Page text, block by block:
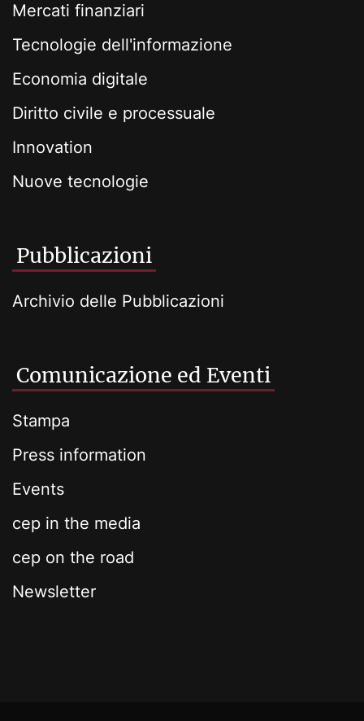
Mercati finanziari
Tecnologie dell'informazione
Economia digitale
Diritto civile e processuale
Innovation
Nuove tecnologie
Pubblicazioni
Archivio delle Pubblicazioni
Comunicazione ed Eventi
Stampa
Press information
Events
cep in the media
cep on the road
Newsletter